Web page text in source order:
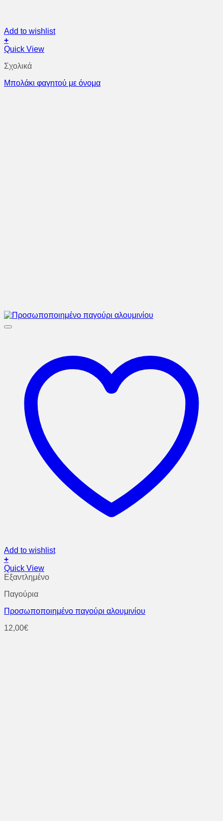
Add to wishlist
+
Quick View
Σχολικά
Μπολάκι φαγητού με όνομα
Add to wishlist
+
Quick View
Εξαντλημένο
Παγούρια
Προσωποποιημένο παγούρι αλουμινίου
12,00€